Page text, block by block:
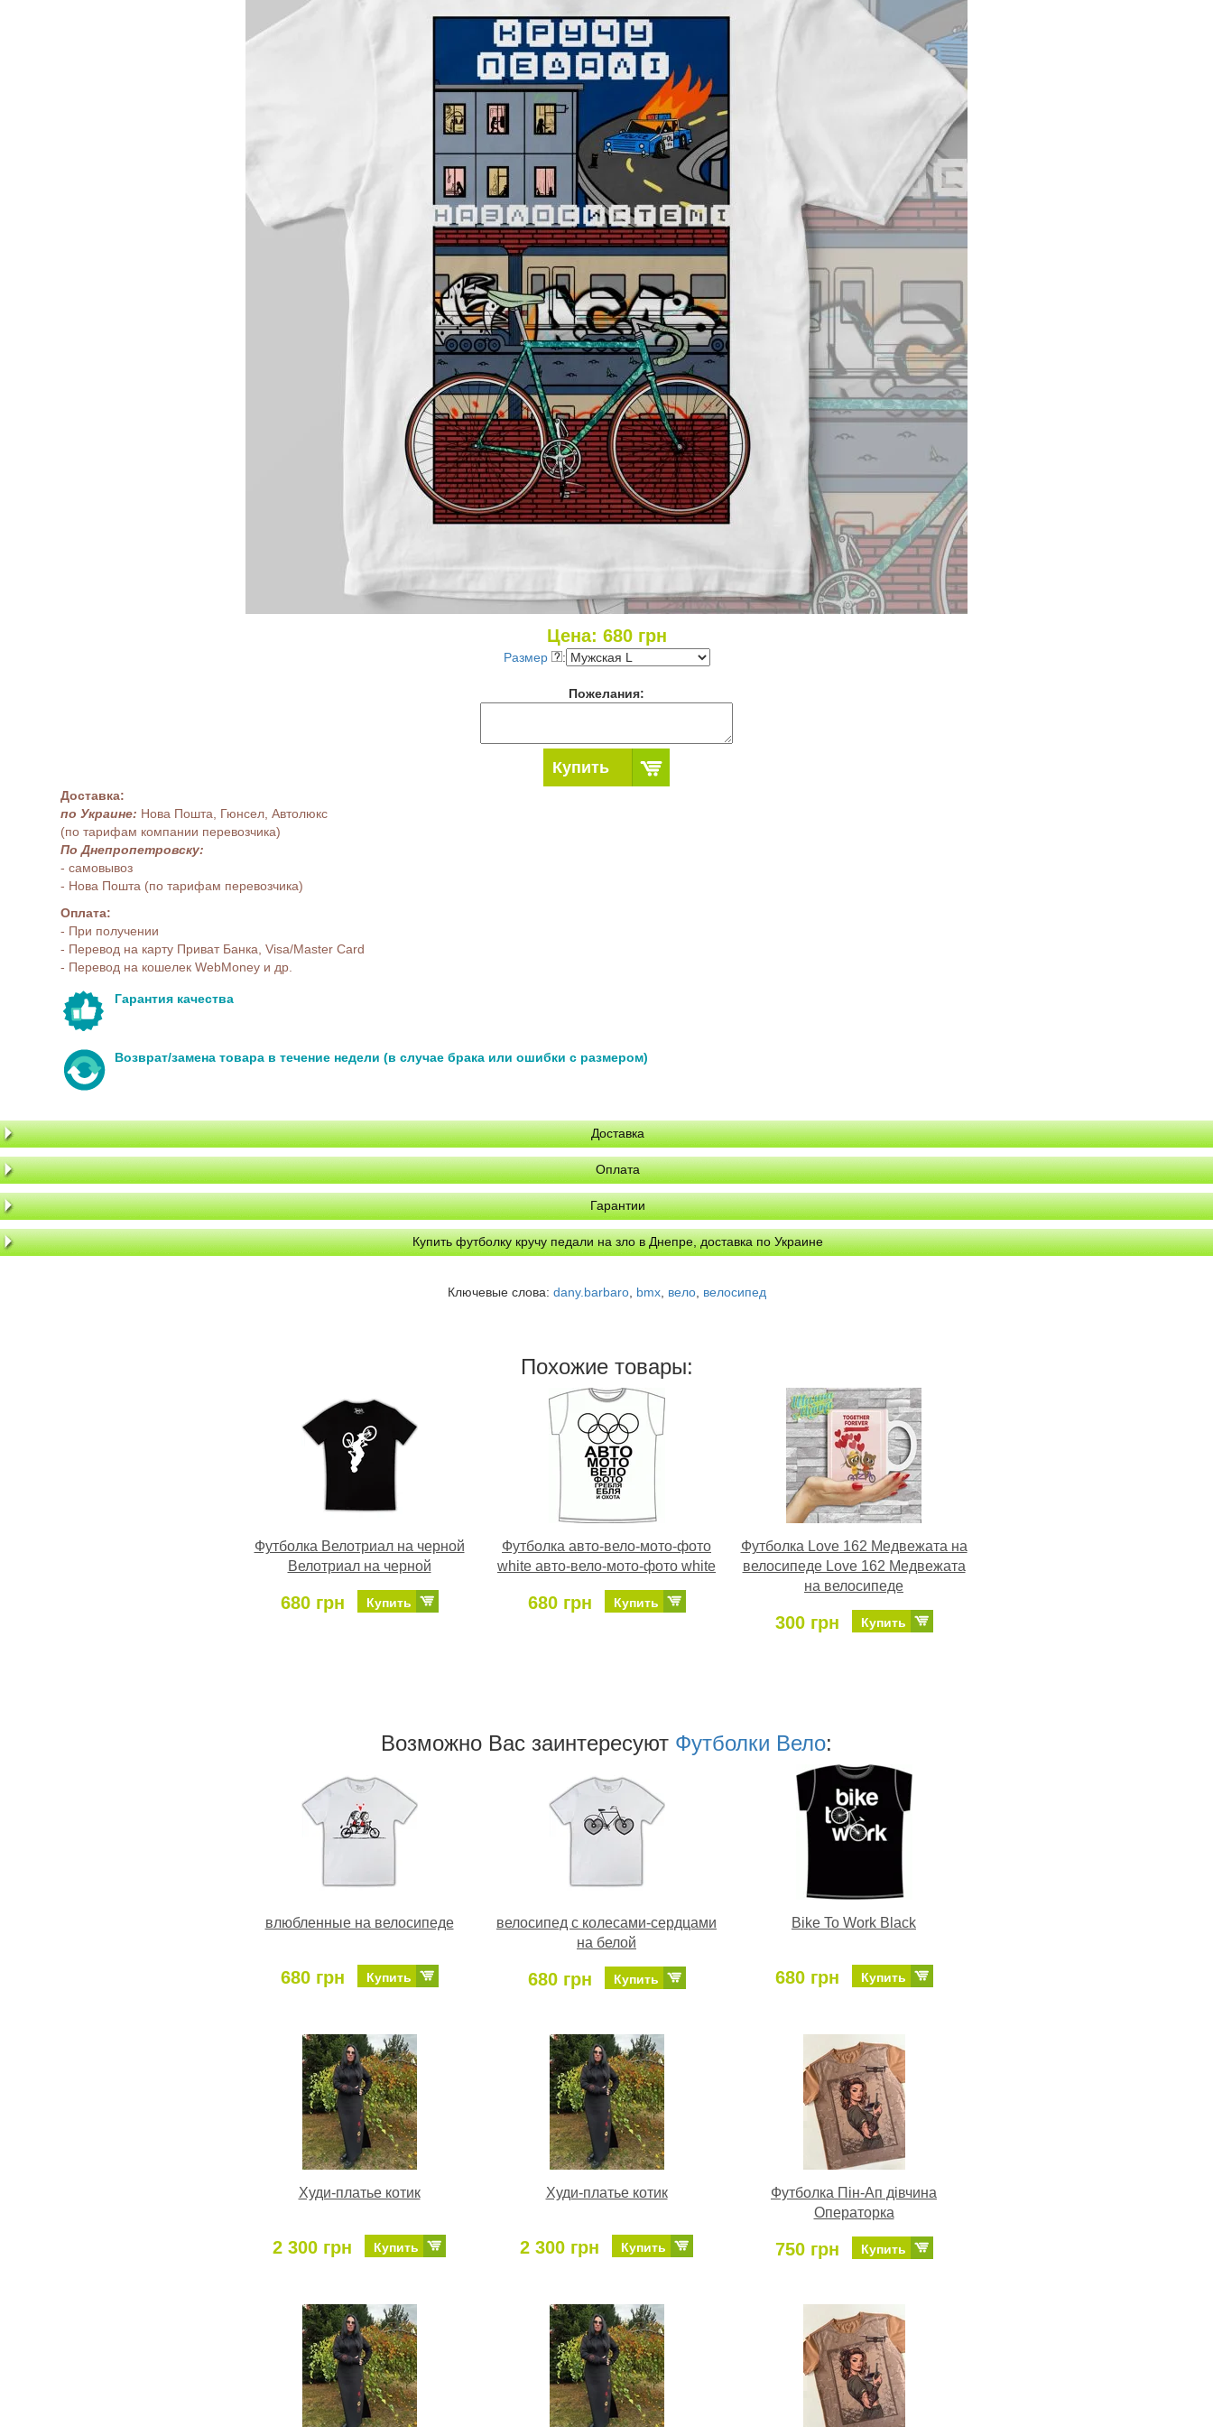
Цена: 680грн
Размер :
Пожелания:
Купить
Доставка:
по Украине: Нова Пошта, Гюнсел, Автолюкс
(по тарифам компании перевозчика)
По Днепропетровску:
- самовывоз
- Нова Пошта (по тарифам перевозчика)
Оплата:
- При получении
- Перевод на карту Приват Банка, Visa/Master Card
- Перевод на кошелек WebMoney и др.
Гарантия качества
Возврат/замена товара в течение недели (в случае брака или ошибки с размером)
Доставка
Оплата
Гарантии
Купить футболку кручу педали на зло в Днепре, доставка по Украине
Ключевые слова: dany.barbaro, bmx, вело, велосипед
Похожие товары:
Футболка Велотриал на черной
Велотриал на черной
680 грн Купить
Футболка авто-вело-мото-фото
white авто-вело-мото-фото white
680 грн Купить
Футболка Love 162 Медвежата на
велосипеде Love 162 Медвежата
на велосипеде
300 грн Купить
Возможно Ваc заинтересуют Футболки Вело:
влюбленные на велосипеде
680 грн Купить
велосипед с колесами-сердцами
на белой
680 грн Купить
Bike To Work Black
680 грн Купить
Худи-платье котик
2 300 грн Купить
Худи-платье котик
2 300 грн Купить
Футболка Пін-Ап дівчина
Операторка
750 грн Купить